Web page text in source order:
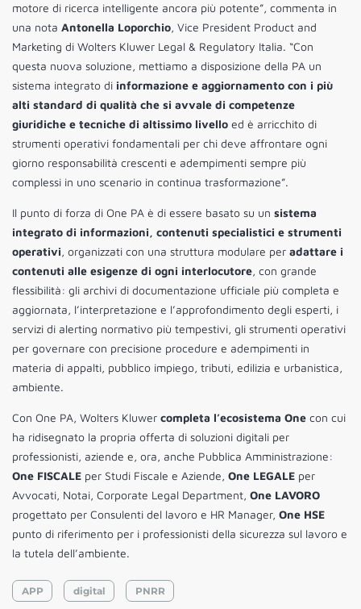
motore di ricerca intelligente ancora più potente”, commenta in
una nota Antonella Loporchio, Vice President Product and
Marketing di Wolters Kluwer Legal & Regulatory Italia. “Con
questa nuova soluzione, mettiamo a disposizione della PA un
sistema integrato di informazione e aggiornamento con i più
alti standard di qualità che si avvale di competenze
giuridiche e tecniche di altissimo livello ed è arricchito di
strumenti operativi fondamentali per chi deve affrontare ogni
giorno responsabilità crescenti e adempimenti sempre più
complessi in uno scenario in continua trasformazione”.
Il punto di forza di One PA è di essere basato su un sistema
integrato di informazioni, contenuti specialistici e strumenti
operativi, organizzati con una struttura modulare per adattare i
contenuti alle esigenze di ogni interlocutore, con grande
flessibilità: gli archivi di documentazione ufficiale più completa e
aggiornata, l’interpretazione e l’approfondimento degli esperti, i
servizi di alerting normativo più tempestivi, gli strumenti operativi
per governare con precisione procedure e adempimenti in
materia di appalti, pubblico impiego, tributi, edilizia e urbanistica,
ambiente.
Con One PA, Wolters Kluwer completa l’ecosistema One con cui
ha ridisegnato la propria offerta di soluzioni digitali per
professionisti, aziende e, ora, anche Pubblica Amministrazione:
One FISCALE per Studi Fiscale e Aziende, One LEGALE per
Avvocati, Notai, Corporate Legal Department, One LAVORO
progettato per Consulenti del lavoro e HR Manager, One HSE
punto di riferimento per i professionisti della sicurezza sul lavoro e
la tutela dell’ambiente.
APP digital PNRR